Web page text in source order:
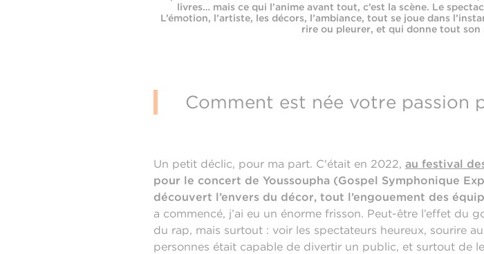
livres… mais ce qui l’anime avant tout, c’est la scène. Le
L’émotion, l’artiste, les décors, l’ambiance, tout se joue dans
rire ou pleurer, et qui donne tout son
Comment est née votre passion
Un petit déclic, pour ma part. C'était en 2022, au festival
pour le concert de Youssoupha (Gospel Symphonique
découvert l’envers du décor, tout l’engouement des
a commencé, j’ai eu un énorme frisson. Peut-être l’effet du
du rap, mais surtout : voir les spectateurs heureux, sourire
personnes était capable de divertir un public, et surtout de